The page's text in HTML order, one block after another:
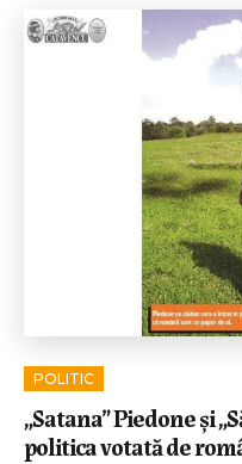
POLITIC
„Satana” Piedone și
politica votată de